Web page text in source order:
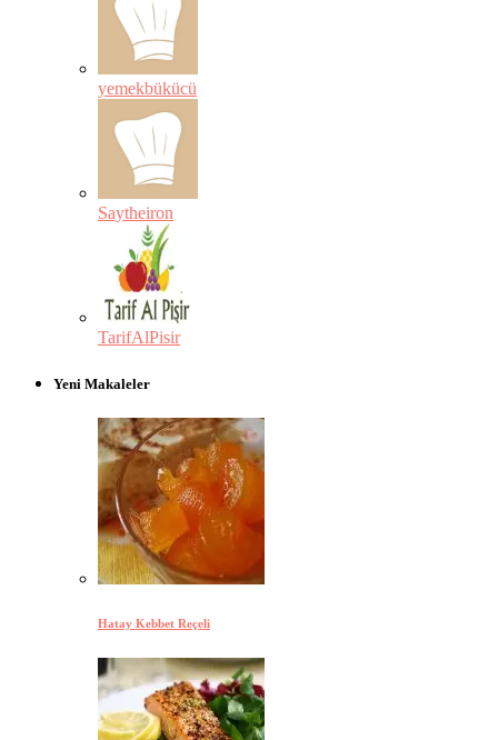
yemekbükücü
Saytheiron
TarifAlPisir
Yeni Makaleler
Hatay Kebbet Reçeli